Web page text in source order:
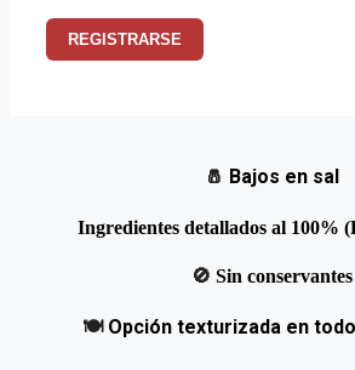
REGISTRARSE
🧂 Bajos en sal
Ingredientes detallados al 100%
🚫 Sin conservantes
🍽️ Opción texturizada en